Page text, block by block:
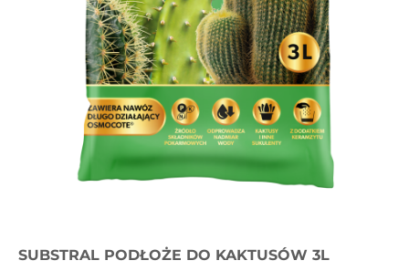
SUBSTRAL PODŁOŻE DO KAKTUSÓW 3L